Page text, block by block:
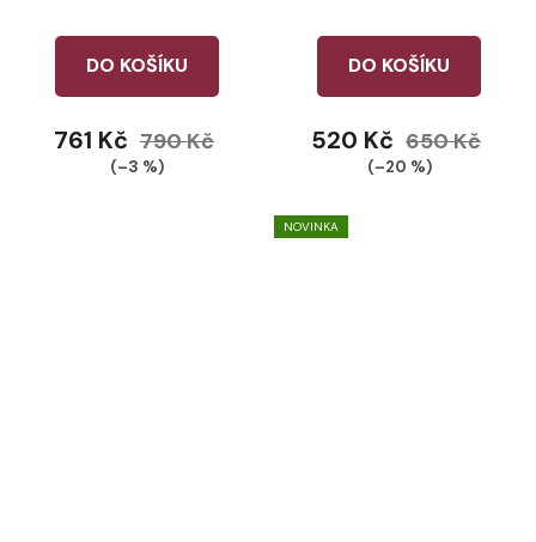
DO KOŠÍKU
761 Kč 790 Kč
(–3 %)
DO KOŠÍKU
520 Kč 650 Kč
(–20 %)
NOVINKA